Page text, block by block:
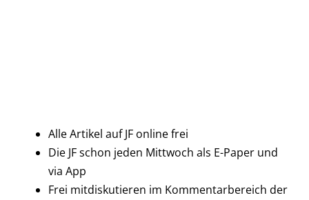
Alle Artikel auf JF online frei
Die JF schon jeden Mittwoch als E-Paper und
via App
Frei mitdiskutieren im Kommentarbereich der